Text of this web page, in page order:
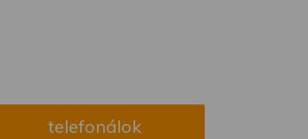
telefonálok